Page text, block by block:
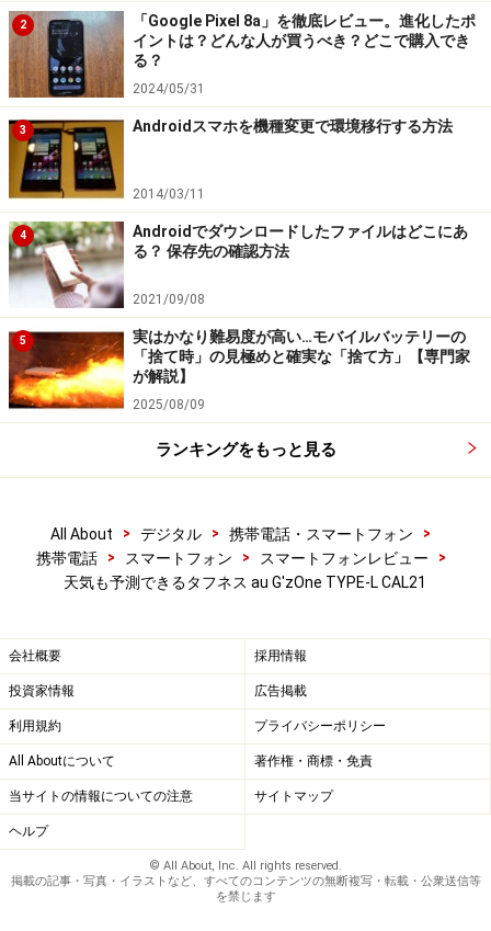
2
「Google Pixel 8a」を徹底レビュー。進化したポ
イントは？どんな人が買うべき？どこで購入でき
る？
2024/05/31
3 Androidスマホを機種変更で環境移行する方法
2014/03/11
4
Androidでダウンロードしたファイルはどこにあ
る？ 保存先の確認方法
2021/09/08
5
実はかなり難易度が高い…モバイルバッテリーの
「捨て時」の見極めと確実な「捨て方」【専門家
が解説】
2025/08/09
ランキングをもっと見る
All About > デジタル > 携帯電話・スマートフォン
>
携帯電話
> スマートフォン > スマートフォンレビュー
>
天気も予測できるタフネス au G'zOne TYPE-L CAL21
会社概要 採用情報
投資家情報 広告掲載
利用規約 プライバシーポリシー
All Aboutについて 著作権・商標・免責
当サイトの情報についての注意 サイトマップ
ヘルプ
© All About, Inc. All rights reserved.
掲載の記事・写真・イラストなど、すべてのコンテンツの無断複写・転載・公衆送信等
を禁じます